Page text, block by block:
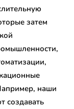
затем
наши
создавать